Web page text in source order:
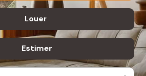
Louer
Estimer